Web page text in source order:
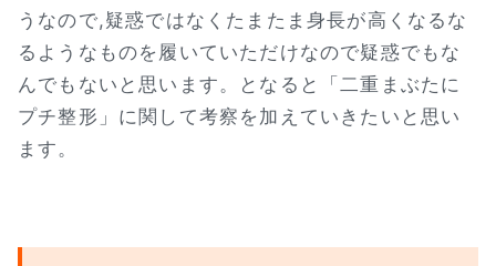
うなので,疑惑ではなくたまたま身長が高くなるな
るようなものを履いていただけなので疑惑でもな
んでもないと思います。となると「二重まぶたに
プチ整形」に関して考察を加えていきたいと思い
ます。